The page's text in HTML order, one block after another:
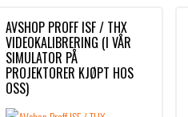
79 999,-.
69 999,-.
AVSHOP PROFF ISF / THX
VIDEOKALIBRERING (I VÅR
SIMULATOR PÅ
PROJEKTORER KJØPT HOS
OSS)